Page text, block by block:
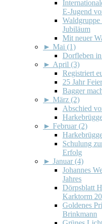
E-Jugend
Jubiläum
Mit neuer
► Mai (1)
Dorfleben
► April (3)
Registriert
25 Jahr
Bagger
► März (2)
Abschied
► Februar (2)
Schulung
Erfolg
► Januar (4)
Johannes
Jahres
Dörpsblatt
Karktorm
Goldenes
Brinkmann